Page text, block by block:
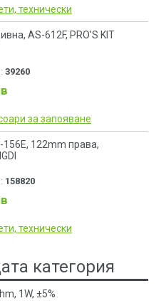
технически
AS-612F, PRO'S KIT
39260
за запояване
156E, 122mm права,
158820
технически
категория
1W, ±5%